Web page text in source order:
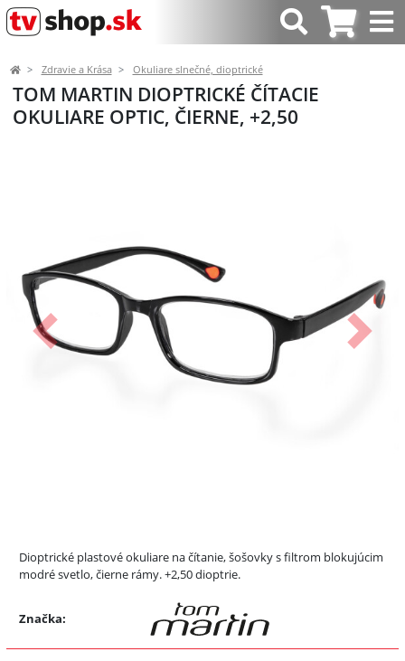
Zdravie a Krása Okuliare slnečné, dioptrické
TOM MARTIN DIOPTRICKÉ ČÍTACIE
OKULIARE OPTIC, ČIERNE, +2,50
Predchádzajúci Ďalší
Dioptrické plastové okuliare na čítanie, šošovky s filtrom blokujúcim
modré svetlo, čierne rámy. +2,50 dioptrie.
Značka: